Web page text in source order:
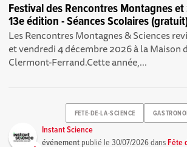
Festival des Rencontres Montagnes
13e édition - Séances Scolaires
Les Rencontres Montagnes & Sciences
et vendredi 4 décembre 2026 à la Maison
Clermont-Ferrand.Cette année,...
FETE-DE-LA-SCIENCE
Instant Science
événement publié le30/07/2026dansFête